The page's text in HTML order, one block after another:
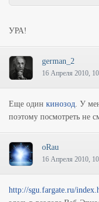
УРА!
german_2
16 Апреля 2010,
Еще один кинозод. У
поэтому посмотреть не
oRau
16 Апреля 2010,
http://sgu.fargate.ru/